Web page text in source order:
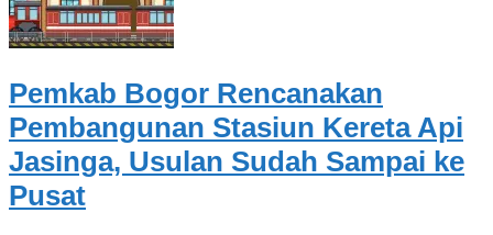
Pemkab Bogor Rencanakan
Pembangunan Stasiun Kereta Api
Jasinga, Usulan Sudah Sampai ke
Pusat